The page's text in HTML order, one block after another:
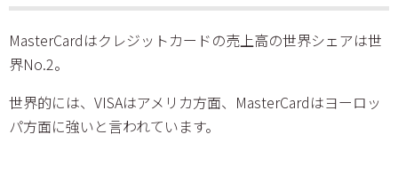
MasterCardはクレジットカードの売上高の世界シェアは世
界No.2。
世界的には、VISAはアメリカ方面、MasterCardはヨーロッ
パ方面に強いと言われています。